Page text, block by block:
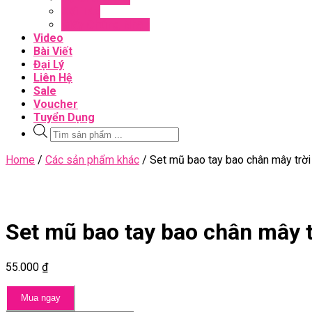
Video
Bài Viết
Đại Lý
Liên Hệ
Sale
Voucher
Tuyển Dụng
Tìm
kiếm
sản
phẩm
Close
Home / Các sản phẩm khác / Set mũ bao tay bao chân mây trời
Set mũ bao tay bao chân mây
55.000 ₫
Mua ngay